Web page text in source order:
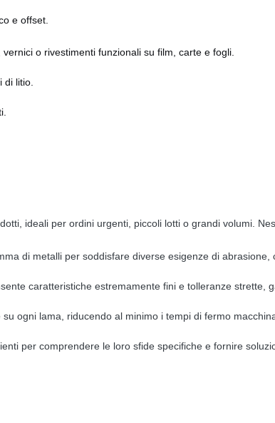
e offset.
o rivestimenti funzionali su film, carte e fogli.
di litio.
ideali per ordini urgenti, piccoli lotti o grandi volumi.
di metalli per soddisfare diverse esigenze di abrasione,
caratteristiche estremamente fini e tolleranze strette,
ogni lama, riducendo al minimo i tempi di fermo
per comprendere le loro sfide specifiche e fornire